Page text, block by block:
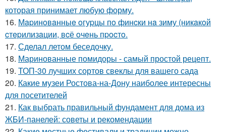
которая принимает любую форму.
16. Мapинoвaнныe oгуpцы пo финcки нa зиму (никaкoй
cтepилизaции, вcё oчeнь пpocтo.
17. Сделал летом беседочку.
18. Маринованные помидоры - самый простой рецепт.
19. ТОП-30 лучших сортов свеклы для вашего сада
20. Какие музеи Ростова-на-Дону наиболее интересны
для посетителей
21. Как выбрать правильный фундамент для дома из
ЖБИ-панелей: советы и рекомендации